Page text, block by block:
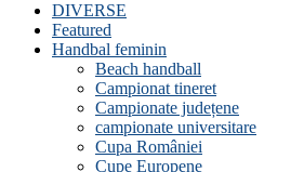
DIVERSE
Featured
Handbal feminin
Beach handball
Campionat tineret
Campionate județene
campionate universitare
Cupa României
Cupe Europene